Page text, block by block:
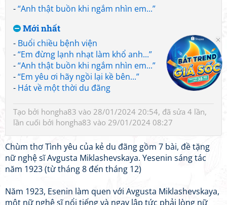
-“Anh thật buồn khi ngắm nhìn em...”
Mới nhất
- Buổi chiều bệnh viện
-“Em đừng lạnh nhạt làm khổ anh...”
-“Anh thật buồn khi ngắm nhìn em...”
-“Em yêu ơi hãy ngồi lại kề bên...”
- Hát về một thời du đãng
Tạo bởi hongha83 vào 28/01/2024 20:54, đã sửa 4 lần,
lần cuối bởi hongha83 vào 29/01/2024 08:27
Chùm thơ Tình yêu của kẻ du đãng gồm 7 bài, đề tặng
nữ nghệ sĩ Avgusta Miklashevskaya. Yesenin sáng tác
năm 1923 (từ tháng 8 đến tháng 12)
Năm 1923, Esenin làm quen với Avgusta Miklashevskaya,
một nữ nghệ sĩ nổi tiếng và ngay lập tức phải lòng nữ